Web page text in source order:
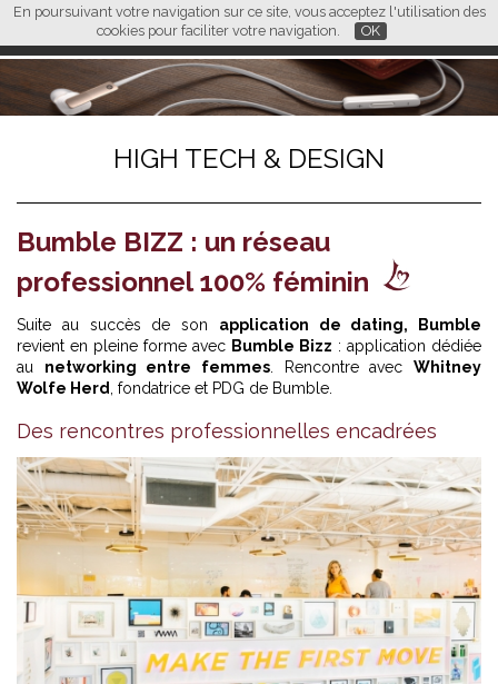
En poursuivant votre navigation sur ce site, vous acceptez l'utilisation des
cookies pour faciliter votre navigation.
OK
FR EN CN
L M
HIGH TECH & DESIGN
Bumble BIZZ : un réseau
professionnel 100% féminin
Suite au succès de son application de dating, Bumble
revient en pleine forme avec Bumble Bizz : application dédiée
au networking entre femmes . Rencontre avecWhitney
Wolfe Herd , fondatrice et PDG de Bumble.
Des rencontres professionnelles encadrées